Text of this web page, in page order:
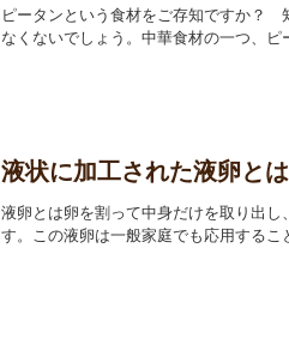
ピータンという食材をご存知ですか？
なくないでしょう。中華食材の一つ、
液状に加工された液卵とは
液卵とは卵を割って中身だけを取り出
す。この液卵は一般家庭でも応用する